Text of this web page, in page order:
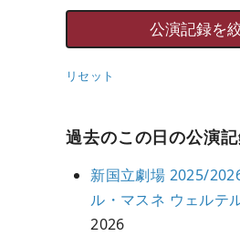
リセット
過去のこの日の公演
新国立劇場 2025/
ル・マスネ ウェルテ
2026